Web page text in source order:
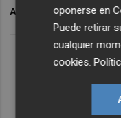
ARCHIVADO ENoponerse en
Puede retirar
cualquier
cookies.